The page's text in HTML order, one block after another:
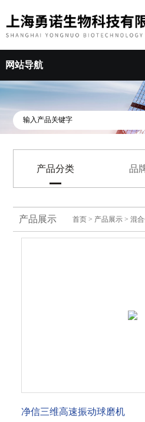
网站导航
产品分类 品
产品展示 首页 > 产品展示 >混
净信三维高速振动球磨机